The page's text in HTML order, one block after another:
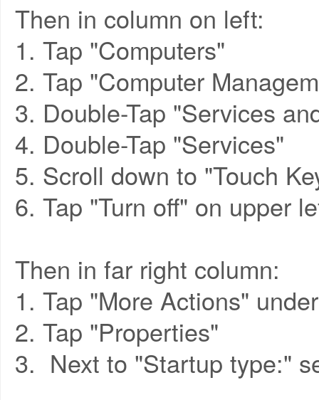
Then in column on left:
1. Tap "Computers"
2. Tap "Computer
3. Double-Tap "Services
4. Double-Tap "Services"
5. Scroll down to "Touch
6. Tap "Turn off" on upper
Then in far right column:
1. Tap "More Actions"
2. Tap "Properties"
3. Next to "Startup type:"